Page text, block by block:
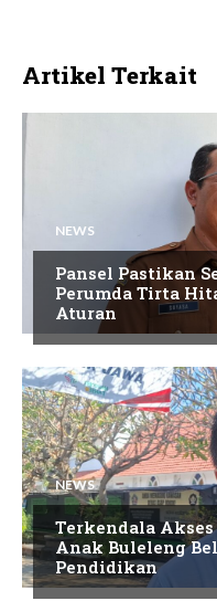
Artikel Terkait
NEWS
Pansel Pastikan
Perumda Tirta
Aturan
NEWS
Terkendala
Anak Buleleng
Pendidikan